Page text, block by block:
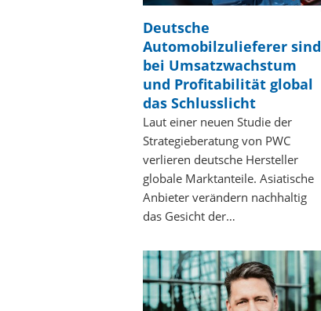
Deutsche
Automobilzulieferer sind
bei Umsatzwachstum
und Profitabilität global
das Schlusslicht
Laut einer neuen Studie der
Strategieberatung von PWC
verlieren deutsche Hersteller
globale Marktanteile. Asiatische
Anbieter verändern nachhaltig
das Gesicht der…